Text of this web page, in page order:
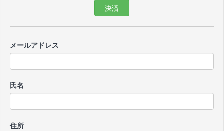
決済
メールアドレス
氏名
住所